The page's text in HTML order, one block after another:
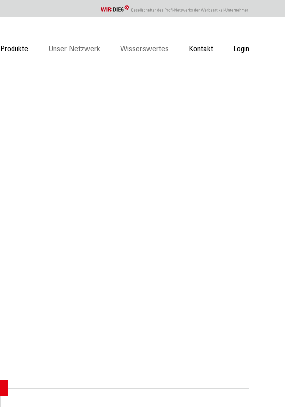
Unser Netzwerk Wissenswertes Kontakt Login